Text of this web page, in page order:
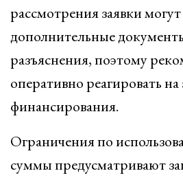
рассмотрения заявки
дополнительные
разъяснения, поэтому
оперативно реагировать
финансирования.
Ограничения по
суммы предусматривают